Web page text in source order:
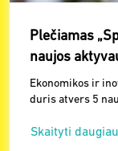
Plečiamas
naujos
Ekonomikos ir
duris atvers 5
Skaityti daugiau